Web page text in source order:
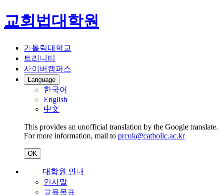
교회법대학원
가톨릭대학교
트리니티
사이버캠퍼스
Language
한국어
English
中文
This provides an unofficial translation by the Google translate.
For more information, mail to prcuk@catholic.ac.kr
OK
대학원 안내
인사말
교육목표